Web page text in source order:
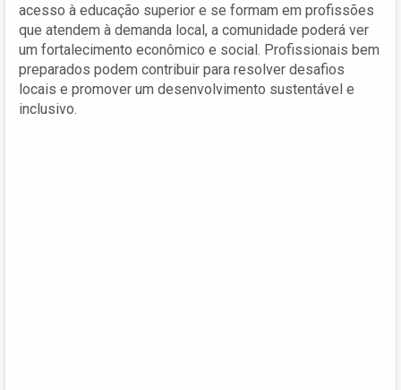
acesso à educação superior e se formam em profissões
que atendem à demanda local, a comunidade poderá ver
um fortalecimento econômico e social. Profissionais bem
preparados podem contribuir para resolver desafios
locais e promover um desenvolvimento sustentável e
inclusivo.